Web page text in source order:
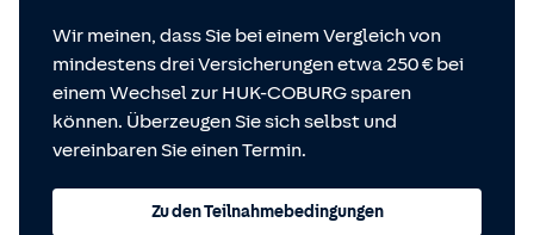
Wir meinen, dass Sie bei einem Vergleich von
mindestens drei Versicherungen etwa 250 € bei
einem Wechsel zur HUK-COBURG sparen
können. Überzeugen Sie sich selbst und
vereinbaren Sie einen Termin.
Zu den Teilnahmebedingungen